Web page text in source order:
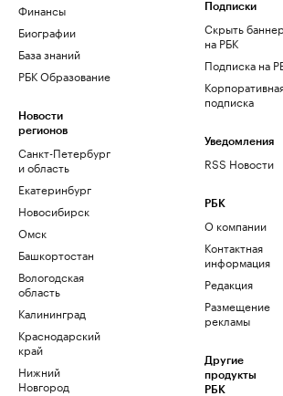
Финансы
Биографии
База знаний
РБК Образование
Новости
регионов
Санкт-Петербург
и область
Екатеринбург
Новосибирск
Омск
Башкортостан
Вологодская
область
Калининград
Краснодарский
край
Нижний
Новгород
Подписки
Скрыть
на РБК
Подписка на
подписка
Уведомления
RSS Новости
РБК
О компании
Контактная
информация
Редакция
Размещение
рекламы
Другие
продукты
РБК